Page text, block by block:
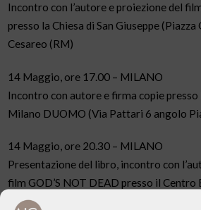
Incontro con l’autore e proiezione del
presso la Chiesa di San Giuseppe (Piazza
Cesareo (RM)
14 Maggio, ore 17.00 – MILANO
Incontro con autore e firma copie
Milano DUOMO (Via Pattari 6 angolo
14 Maggio, ore 20.30 – MILANO
Presentazione del libro, incontro con
film GOD’S NOT DEAD presso il Centro
Milano)